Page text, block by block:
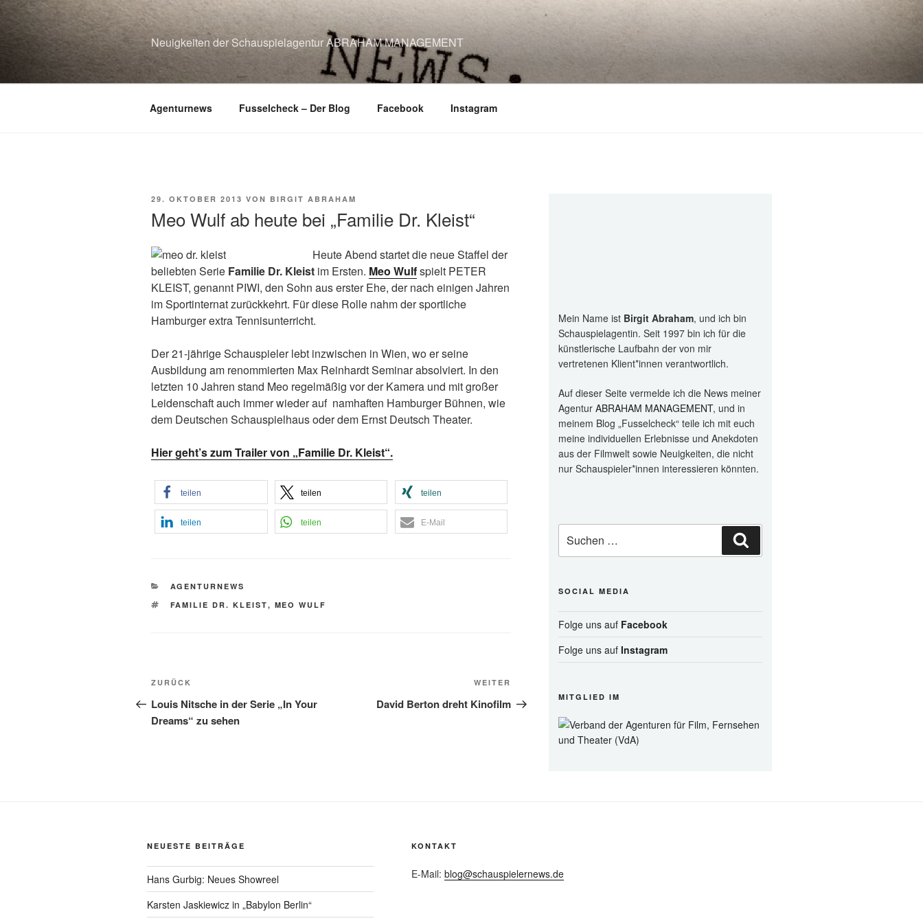
Zum
Inhalt
springen
Neuigkeiten der Schauspielagentur ABRAHAM MANAGEMENT
Agenturnews Fusselcheck – Der Blog Facebook Instagram
VERÖFFENTLICHT
29. OKTOBER 2013 VON BIRGIT ABRAHAM
Meo Wulf ab heute bei „Familie Dr. Kleist“
Heute Abend startet die neue Staffel der
beliebten Serie Familie Dr. Kleist im Ersten. Meo Wulfspielt PETER
KLEIST, genannt PIWI, den Sohn aus erster Ehe, der nach einigen Jahren
im Sportinternat zurückkehrt. Für diese Rolle nahm der sportliche
Hamburger extra Tennisunterricht.
Der 21-jährige Schauspieler lebt inzwischen in Wien, wo er seine
Ausbildung am renommierten Max Reinhardt Seminar absolviert. In den
letzten 10 Jahren stand Meo regelmäßig vor der Kamera und mit großer
Leidenschaft auch immer wieder auf namhaften Hamburger Bühnen, wie
dem Deutschen Schauspielhaus oder dem Ernst Deutsch Theater.
Hier geht’s zum Trailer von „Familie Dr. Kleist“.
teilen teilen teilen
teilen teilen E-Mail
KATEGORIEN
AGENTURNEWS
SCHLAGWÖRTER
FAMILIE DR. KLEIST, MEO WULF
Beitragsnavigation
Vorheriger
Beitrag
ZURÜCK
Louis Nitsche in der Serie „In Your
Dreams“ zu sehen
Beitrag
WEITER
David Berton dreht Kinofilm
Mein Name ist Birgit Abraham, und ich bin
Schauspielagentin. Seit 1997 bin ich für die
künstlerische Laufbahn der von mir
vertretenen Klient*innen verantwortlich.
Auf dieser Seite vermelde ich die News meiner
Agentur ABRAHAM MANAGEMENT, und in
meinem Blog „Fusselcheck“ teile ich mit euch
meine individuellen Erlebnisse und Anekdoten
aus der Filmwelt sowie Neuigkeiten, die nicht
nur Schauspieler*innen interessieren könnten.
nach:
SOCIAL MEDIA
Folge uns auf Facebook
Folge uns auf Instagram
MITGLIED IM
NEUESTE BEITRÄGE
Hans Gurbig: Neues Showreel
Karsten Jaskiewicz in „Babylon Berlin“
KONTAKT
E-Mail: blog@schauspielernews.de